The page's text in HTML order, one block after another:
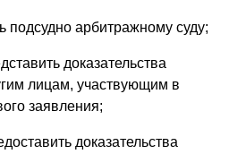
подсудно арбитражному суду;
доказательства
лицам, участвующим в
заявления;
доказательства